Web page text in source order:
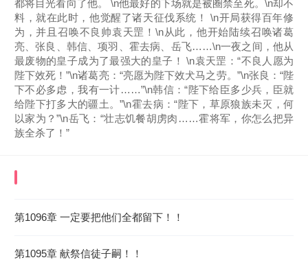
都将目光看向了他。 \n他最好的下场就是被圈禁至死。\n却不
料，就在此时，他觉醒了诸天征伐系统！ \n开局获得百年修
为，并且召唤不良帅袁天罡！\n从此，他开始陆续召唤诸葛
亮、张良、韩信、项羽、霍去病、岳飞……\n一夜之间，他从
最废物的皇子成为了最强大的皇子！ \n袁天罡：“不良人愿为
陛下效死！”\n诸葛亮：“亮愿为陛下效犬马之劳。”\n张良：“陛
下不必多虑，我有一计……”\n韩信：“陛下给臣多少兵，臣就
给陛下打多大的疆土。”\n霍去病：“陛下，草原狼族未灭，何
以家为？”\n岳飞：“壮志饥餐胡虏肉……霍将军，你怎么把异
族全杀了！”
第1096章 一定要把他们全都留下！！
第1095章 献祭信徒子嗣！！